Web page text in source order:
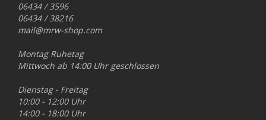
06434 / 3596
06434 / 38216
mail@mrw-shop.com
Montag Ruhetag
Mittwoch ab 14:00 Uhr geschlossen
Dienstag - Freitag
10:00 - 12:00 Uhr
14:00 - 18:00 Uhr